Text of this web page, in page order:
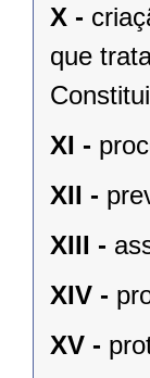
X -
que
XI -
XII -
XIII -
XIV -
XV -